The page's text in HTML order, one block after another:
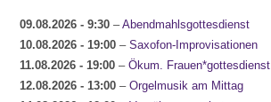
09.08.2026 - 9:30 –Abendmahlsgottesdienst
10.08.2026 - 19:00 –Saxofon-Improvisationen
11.08.2026 - 19:00 –Ökum. Frauen*gottesdienst
12.08.2026 - 13:00 –Orgelmusik am Mittag